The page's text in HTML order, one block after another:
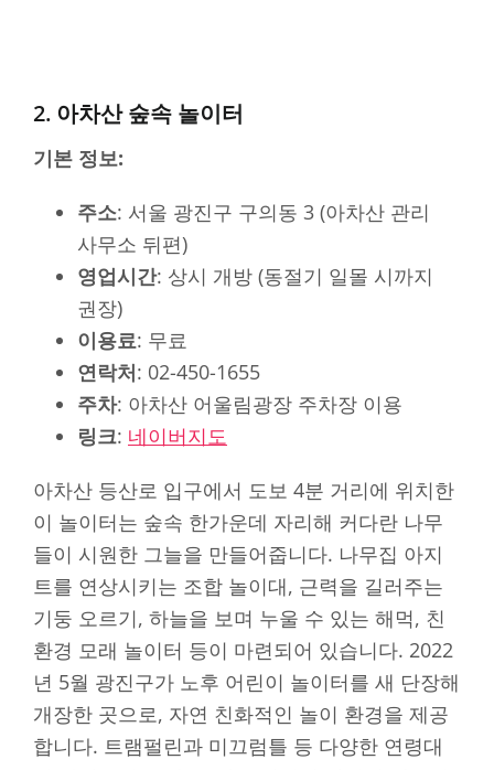
2. 아차산 숲속 놀이터
기본 정보:
주소: 서울 광진구 구의동 3 (아차산 관리
사무소 뒤편)
영업시간: 상시 개방 (동절기 일몰 시까지
권장)
이용료: 무료
연락처: 02-450-1655
주차: 아차산 어울림광장 주차장 이용
링크: 네이버지도
아차산 등산로 입구에서 도보 4분 거리에 위치한
이 놀이터는 숲속 한가운데 자리해 커다란 나무
들이 시원한 그늘을 만들어줍니다. 나무집 아지
트를 연상시키는 조합 놀이대, 근력을 길러주는
기둥 오르기, 하늘을 보며 누울 수 있는 해먹, 친
환경 모래 놀이터 등이 마련되어 있습니다. 2022
년 5월 광진구가 노후 어린이 놀이터를 새 단장해
개장한 곳으로, 자연 친화적인 놀이 환경을 제공
합니다. 트램펄린과 미끄럼틀 등 다양한 연령대